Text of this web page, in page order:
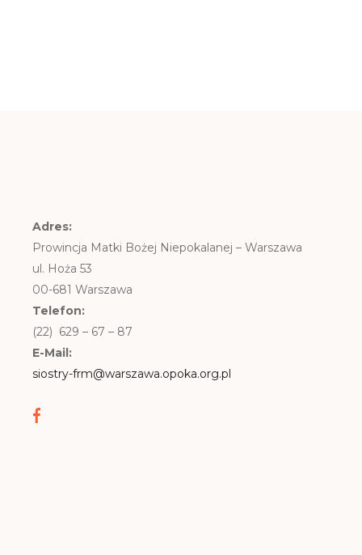
Adres:
Prowincja Matki Bożej Niepokalanej – Warszawa
ul. Hoża 53
00-681 Warszawa
Telefon:
(22) 629 – 67 – 87
E-Mail:
siostry-frm@warszawa.opoka.org.pl